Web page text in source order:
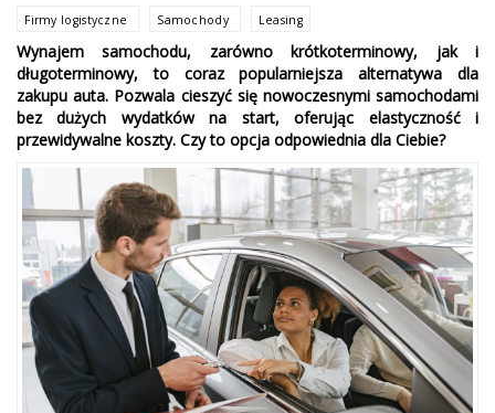
Firmy logistyczne Samochody Leasing
Wynajem samochodu, zarówno krótkoterminowy, jak i
długoterminowy, to coraz popularniejsza alternatywa dla
zakupu auta. Pozwala cieszyć się nowoczesnymi samochodami
bez dużych wydatków na start, oferując elastyczność i
przewidywalne koszty. Czy to opcja odpowiednia dla Ciebie?